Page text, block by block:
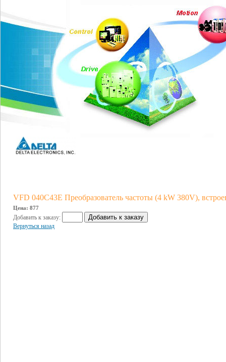
VFD 040C43E Преобразователь частоты (4 kW 380V),
Цена: 877
Добавить к заказу:
Вернуться назад